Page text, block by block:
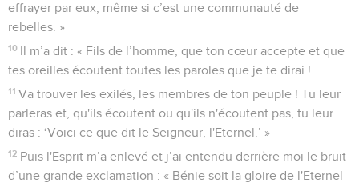
effrayer par eux, même si c’est une communauté de
rebelles. »
10 Il m’a dit : « Fils de l’homme, que ton cœur accepte et que
tes oreilles écoutent toutes les paroles que je te dirai !
11 Va trouver les exilés, les membres de ton peuple ! Tu leur
parleras et, qu'ils écoutent ou qu'ils n'écoutent pas, tu leur
diras : ‘Voici ce que dit le Seigneur, l'Eternel.’ »
12 Puis l'Esprit m’a enlevé et j’ai entendu derrière moi le bruit
d’une grande exclamation : « Bénie soit la gloire de l'Eternel